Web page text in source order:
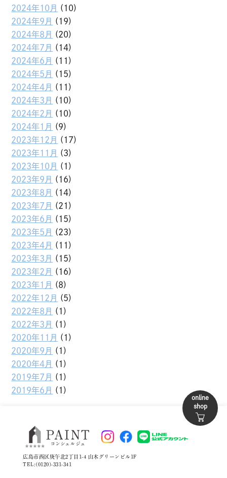
2024年10月
(10)
2024年9月
(19)
2024年8月
(20)
2024年7月
(14)
2024年6月
(11)
2024年5月
(15)
2024年4月
(11)
2024年3月
(10)
2024年2月
(10)
2024年1月
(9)
2023年12月
(17)
2023年11月
(3)
2023年10月
(1)
2023年9月
(16)
2023年8月
(14)
2023年7月
(21)
2023年6月
(15)
2023年5月
(23)
2023年4月
(11)
2023年3月
(15)
2023年2月
(16)
2023年1月
(8)
2022年12月
(5)
2022年8月
(1)
2022年3月
(1)
2020年11月
(1)
2020年9月
(1)
2020年4月
(1)
2019年7月
(1)
2019年6月
(1)
広島市西区庚午北2丁目1-4 山木グリーンビル1F
TEL:(0120)-331-341
online
shop